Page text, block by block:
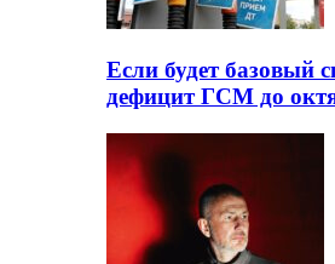
Если будет базовый
дефицит ГСМ до